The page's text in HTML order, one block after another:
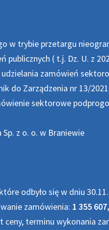
w trybie przetargu
( t.j. Dz. U. z
zamówień
do Zarządzenia nr 13/
sektorowe
z o. o. w Braniewie
odbyło się w dniu
zamówienia: 1 355
terminu wykonania